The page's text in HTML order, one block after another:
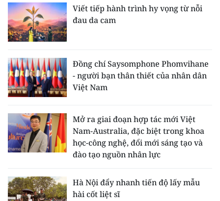
Viết tiếp hành trình hy vọng từ nỗi
đau da cam
Đồng chí Saysomphone Phomvihane
- người bạn thân thiết của nhân dân
Việt Nam
Mở ra giai đoạn hợp tác mới Việt
Nam-Australia, đặc biệt trong khoa
học-công nghệ, đổi mới sáng tạo và
đào tạo nguồn nhân lực
Hà Nội đẩy nhanh tiến độ lấy mẫu
hài cốt liệt sĩ